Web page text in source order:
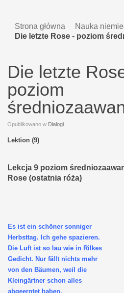
Strona główna Nauka
Die letzte Rose - poziom
Die letzte
poziom
Opublikowano w Dialogi
Lektion (9)
Lekcja 9 poziom
Rose (ostatnia róża)
Es ist ein schöner sonniger
Herbsttag. Ich gehe spazieren.
Die Luft ist so lau wie in Rilkes
Gedicht. Nur fällt nichts mehr
von den Bäumen, weil die
Kleingärtner schon alles
abgeerntet haben.